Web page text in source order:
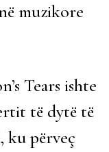
muzikore
Tears ishte
të dytë të
ku përveç